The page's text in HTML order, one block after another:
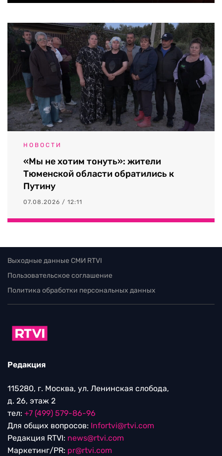
НОВОСТИ
«Мы не хотим тонуть»: жители
Тюменской области обратились к
Путину
07.08.2026 / 12:11
Выходные данные СМИ RTVI
Пользовательское соглашение
Политика обработки персональных данных
Редакция
115280, г. Москва, ул. Ленинская слобода,
д. 26, этаж 2
тел: +7 (499) 579-86-96
Для общих вопросов: Infortvi@rtvi.com
Редакция RTVI: news@rtvi.com
Маркетинг/PR: pr@rtvi.com